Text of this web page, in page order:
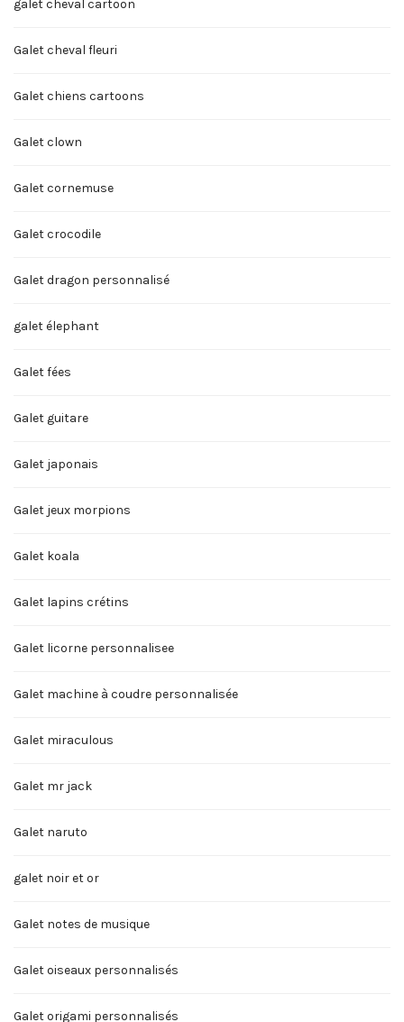
galet cheval cartoon
Galet cheval fleuri
Galet chiens cartoons
Galet clown
Galet cornemuse
Galet crocodile
Galet dragon personnalisé
galet élephant
Galet fées
Galet guitare
Galet japonais
Galet jeux morpions
Galet koala
Galet lapins crétins
Galet licorne personnalisee
Galet machine à coudre personnalisée
Galet miraculous
Galet mr jack
Galet naruto
galet noir et or
Galet notes de musique
Galet oiseaux personnalisés
Galet origami personnalisés